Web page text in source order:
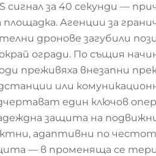
сигнал за 40 секунди —
Агенции за
дронове загубили
огради. По същия
преживяха внезапни
или
един ключов
защита на
адаптивни по
— в променяща се